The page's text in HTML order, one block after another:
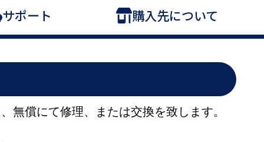
サポート 購入先について
無償にて修理、または交換を致します。